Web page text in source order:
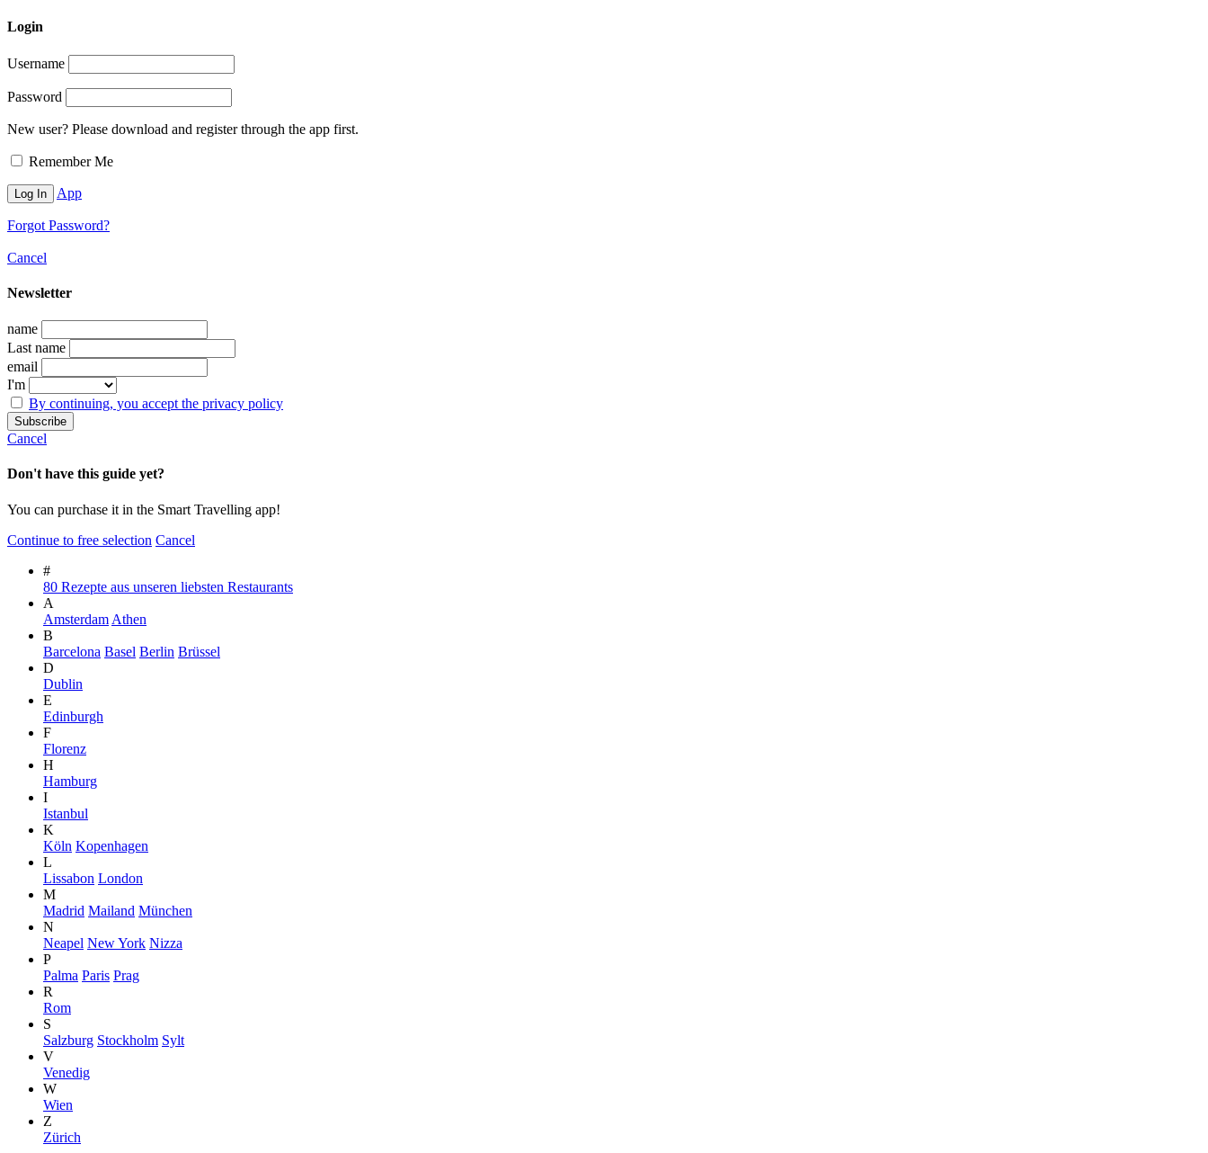
Login
Username
Password
New user? Please download and register through the app first.
Remember Me
App
Forgot Password?
Cancel
Newsletter
name
Last name
email
I'm
By continuing, you accept the privacy policy
Cancel
Don't have this guide yet?
You can purchase it in the Smart Travelling app!
Continue to free selection Cancel
#
80 Rezepte aus unseren liebsten Restaurants
A
Amsterdam Athen
B
Barcelona Basel Berlin Brüssel
D
Dublin
E
Edinburgh
F
Florenz
H
Hamburg
I
Istanbul
K
Köln Kopenhagen
L
Lissabon London
M
Madrid Mailand München
N
Neapel New York Nizza
P
Palma Paris Prag
R
Rom
S
Salzburg Stockholm Sylt
V
Venedig
W
Wien
Z
Zürich